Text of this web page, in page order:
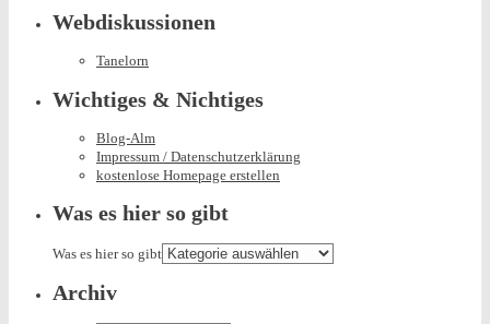
Webdiskussionen
Tanelorn
Wichtiges & Nichtiges
Blog-Alm
Impressum / Datenschutzerklärung
kostenlose Homepage erstellen
Was es hier so gibt
Was es hier so gibt
Archiv